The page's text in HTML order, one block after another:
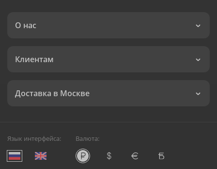
О нас
Клиентам
Доставка в Москве
Язык интерфейса: Валюта: